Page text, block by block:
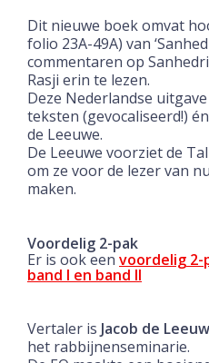
Dit nieuwe boek omvat
folio 23A-49A) van
commentaren op
Rasji erin te lezen.
Deze Nederlandse
teksten (gevocaliseerd!)
de Leeuwe.
De Leeuwe voorziet de
om ze voor de lezer van
maken.
Voordelig 2-pak
Er is ook een voordelig 2-
band I en band II
Vertaler is Jacob de
het rabbijnenseminarie.